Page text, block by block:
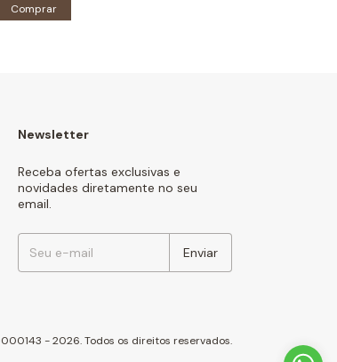
Comprar
Newsletter
Receba ofertas exclusivas e
novidades diretamente no seu
email.
- 2026. Todos os direitos reservados.